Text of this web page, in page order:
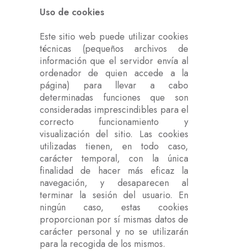
Uso de cookies
Este sitio web puede utilizar cookies
técnicas (pequeños archivos de
información que el servidor envía al
ordenador de quien accede a la
página) para llevar a cabo
determinadas funciones que son
consideradas imprescindibles para el
correcto funcionamiento y
visualización del sitio. Las cookies
utilizadas tienen, en todo caso,
carácter temporal, con la única
finalidad de hacer más eficaz la
navegación, y desaparecen al
terminar la sesión del usuario. En
ningún caso, estas cookies
proporcionan por sí mismas datos de
carácter personal y no se utilizarán
para la recogida de los mismos.